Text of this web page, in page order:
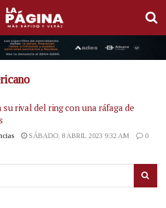
su rival del ring con una ráfaga de
SÁBADO, 8 ABRIL 2023 9:32 AM 0